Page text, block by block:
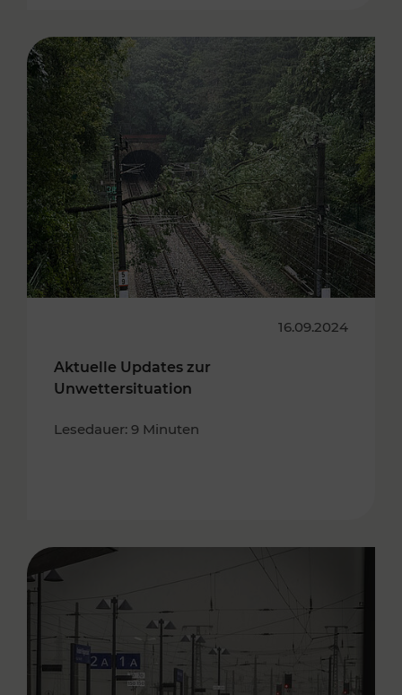
16.09.2024
Aktuelle Updates zur
Unwettersituation
Lesedauer: 9 Minuten